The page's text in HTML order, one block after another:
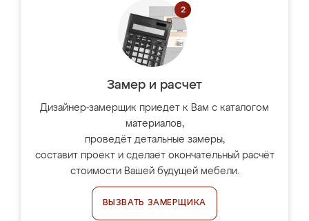
Замер и расчет
Дизайнер-замерщик приедет к Вам с каталогом
материалов,
проведёт детальные замеры,
составит проект и сделает окончательный расчёт
стоимости Вашей будущей мебели.
ВЫЗВАТЬ ЗАМЕРЩИКА